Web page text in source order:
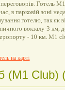
Готель
в парковій зоні
готелю, так як
вокзалу-3 км,
- 10 км. М1
на карті
(M1 Club)